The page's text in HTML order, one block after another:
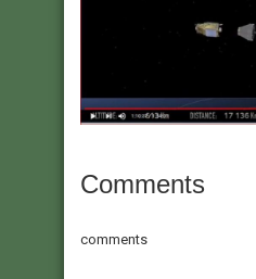
Comments
comments